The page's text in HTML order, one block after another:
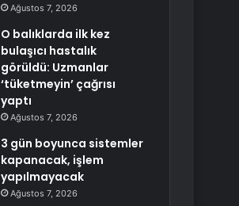
Ağustos 7, 2026
O balıklarda ilk kez
bulaşıcı hastalık
görüldü: Uzmanlar
‘tüketmeyin’ çağrısı
yaptı
Ağustos 7, 2026
3 gün boyunca sistemler
kapanacak, işlem
yapılmayacak
Ağustos 7, 2026